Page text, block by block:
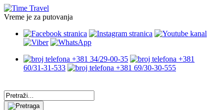
Vreme je za putovanja
+381 34/29-00-35
+381
60/31-31-533
+381 69/30-30-555